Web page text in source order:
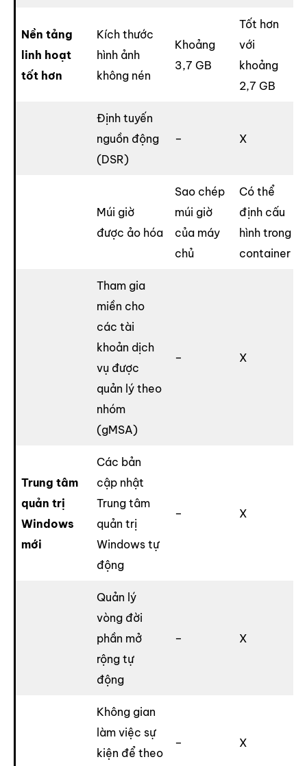
Nền tảng
linh hoạt
tốt hơn
Kích thước
hình ảnh
không nén
Khoảng
3,7 GB
Tốt hơn
với
khoảng
2,7 GB
Định tuyến
nguồn động
(DSR)
– X
Múi giờ
được ảo hóa
Sao chép
múi giờ
của máy
chủ
Có thể
định cấu
hình trong
container
Tham gia
miền cho
các tài
khoản dịch
vụ được
quản lý theo
nhóm
(gMSA)
– X
Trung tâm
quản trị
Windows
mới
Các bản
cập nhật
Trung tâm
quản trị
Windows tự
động
– X
Quản lý
vòng đời
phần mở
rộng tự
động
– X
Không gian
làm việc sự
kiện để theo
– X